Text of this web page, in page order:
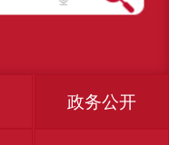
政务公开